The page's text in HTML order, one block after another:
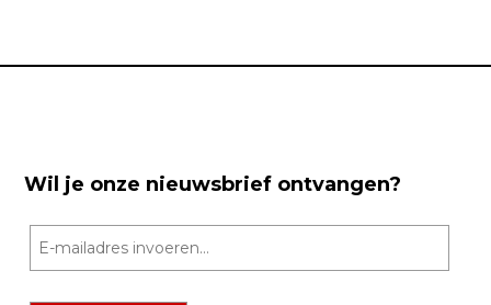
Wil je onze nieuwsbrief ontvangen?